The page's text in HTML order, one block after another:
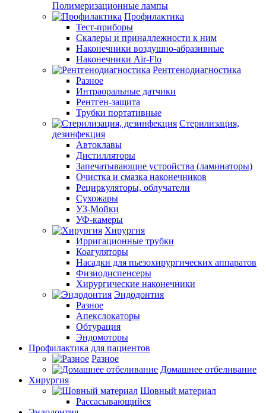
Полимеризационные лампы
Профилактика
Тест-приборы
Скалеры и принадлежности к ним
Наконечники воздушно-абразивные
Наконечники Air-Flo
Рентгенодиагностика
Разное
Интраоральные датчики
Рентген-защита
Трубки портативные
Стерилизация,
дезинфекция
Автоклавы
Дистилляторы
Запечатывающие устройства (ламинаторы)
Очистка и смазка наконечников
Рециркуляторы, облучатели
Сухожары
УЗ-Мойки
УФ-камеры
Хирургия
Ирригационные трубки
Коагуляторы
Насадки для пьезохирургических аппаратов
Физиодиспенсеры
Хирургические наконечники
Эндодонтия
Разное
Апекслокаторы
Обтурация
Эндомоторы
Профилактика для пациентов
Разное
Домашнее отбеливание
Хирургия
Шовный материал
Рассасывающийся